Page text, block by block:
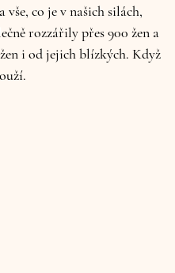
co je v našich silách,
rozzářily přes 900 žen a
i od jejich blízkých. Když